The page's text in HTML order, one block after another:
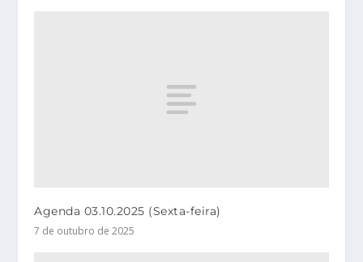
Agenda 03.10.2025 (Sexta-feira)
7 de outubro de 2025